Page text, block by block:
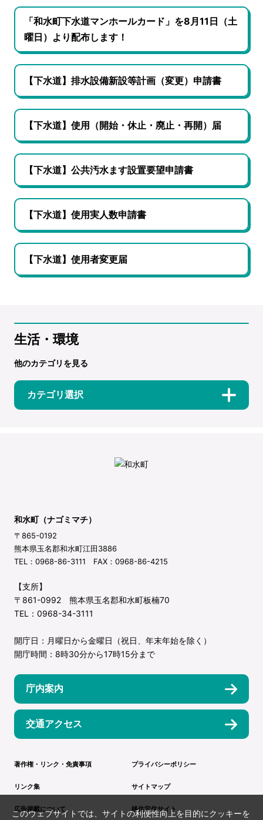
「和水町下水道マンホールカード」を8月11日（土
曜日）より配布します！
【下水道】排水設備新設等計画（変更）申請書
【下水道】使用（開始・休止・廃止・再開）届
【下水道】公共汚水ます設置要望申請書
【下水道】使用実人数申請書
【下水道】使用者変更届
生活・環境
他のカテゴリを見る
カテゴリ選択
和水町（ナゴミマチ）
〒865-0192
熊本県玉名郡和水町江田3886
TEL：0968-86-3111 FAX：0968-86-4215
【支所】
〒861-0992 熊本県玉名郡和水町板楠70
TEL：0968-34-3111
開庁日：月曜日から金曜日（祝日、年末年始を除く）
開庁時間：8時30分から17時15分まで
庁内案内
交通アクセス
著作権・リンク・免責事項 プライバシーポリシー
リンク集 サイトマップ
広告掲載について 移住定住サイト
このウェブサイトでは、サイトの利便性向上を目的にクッキーを